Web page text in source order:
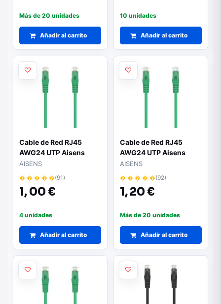
Más de 20 unidades
Añadir al carrito
10 unidades
Añadir al carrito
Cable de Red RJ45
AWG24 UTP Aisens
A145-0578 Cat.6A/
LSZH/ 30cm/ Verde
AISENS
� � � � �(91)
1,00 €
4 unidades
Añadir al carrito
Cable de Red RJ45
AWG24 UTP Aisens
A145-0579 Cat.6A/
LSZH/ 50cm/ Verde
AISENS
� � � � �(92)
1,20 €
Más de 20 unidades
Añadir al carrito